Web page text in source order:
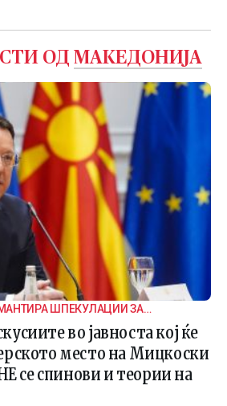
ОД МАКЕДОНИЈА
ШПЕКУЛАЦИИ ЗА
во јавноста кој ќе
место на Мицкоски
спинови и теории на